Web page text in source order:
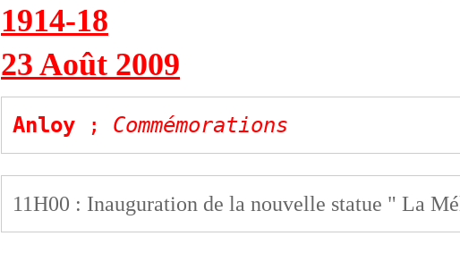
23 Août 2009
Anloy ; Commémorations
11H00 : Inauguration de la nouvelle statue " La